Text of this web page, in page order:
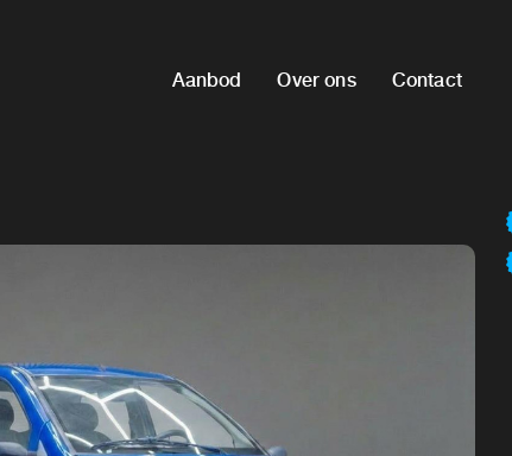
Aanbod Over ons Contact